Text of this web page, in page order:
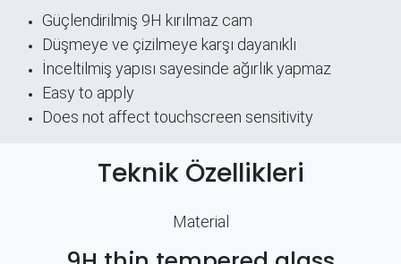
Güçlendirilmiş 9H kırılmaz cam
Düşmeye ve çizilmeye karşı dayanıklı
İnceltilmiş yapısı sayesinde ağırlık yapmaz
Easy to apply
Does not affect touchscreen sensitivity
Teknik Özellikleri
Material